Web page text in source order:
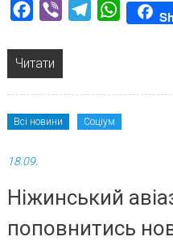
Facebook
Viber TelegramWhatsApp
Читати
Всі новини Соціум
18.09.
Ніжинський
поповнитись